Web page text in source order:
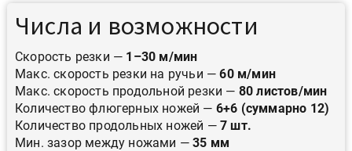
Числа и возможности
Скорость резки — 1–30 м/мин
Макс. скорость резки на ручьи —60 м/мин
Макс. скорость продольной резки — 80 листов/мин
Количество флюгерных ножей — 6+6 (суммарно 12)
Количество продольных ножей — 7 шт.
Мин. зазор между ножами — 35 мм